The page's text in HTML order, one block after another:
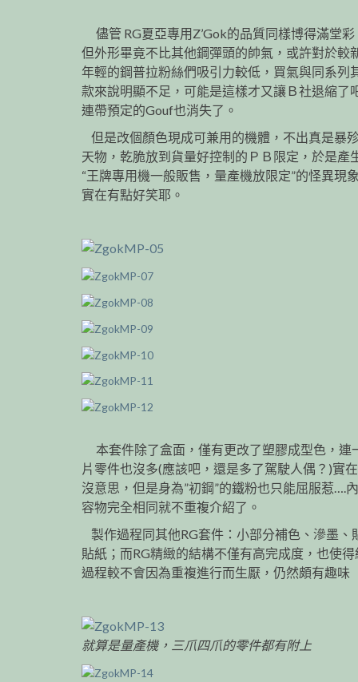
儘管 RG夏亞專用Z’Gok的品質同樣博得滿堂彩
但外形畢竟不比其他鋼彈頭的帥氣，或許對於較
年輕的鋼普拉粉絲們吸引力較低，買氣與同系列
款來說明顯不足，可能是這樣才又讓Ｂ社退縮了
連帶預定的Gouf也消失了。
但是改個顏色現成可兼用的機體，不出真是暴
天物，乾脆放到貨量好控制的ＰＢ限定，於是產
“王牌專用機一般販售，量產機放限定”的怪異現象
實在有點好笑耶。
本套件除了盒面，僅有更改了塑膠成型色，連
片零件也沒多(應該吧，還是多了駕駛人偶？)實
沒意思，但是身為”初鋼”的鐵粉也只能屈服惹….內
容物完全相同就不重複介紹了。
製作過程同其他RG套件：小部分補色、滲墨、
貼紙；而RG精緻的結構不僅有高完成度，也使得
過程較不會因為重複進行而生厭，仍然頗有趣味
就算是量產機，三爪四爪的零件都有附上